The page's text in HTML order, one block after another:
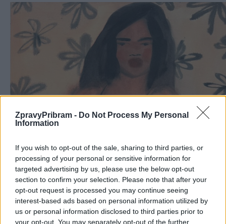
ZpravyPribram - Do Not Process My Personal
Information
If you wish to opt-out of the sale, sharing to third parties, or
processing of your personal or sensitive information for
targeted advertising by us, please use the below opt-out
section to confirm your selection. Please note that after your
opt-out request is processed you may continue seeing
interest-based ads based on personal information utilized by
us or personal information disclosed to third parties prior to
your opt-out. You may separately opt-out of the further